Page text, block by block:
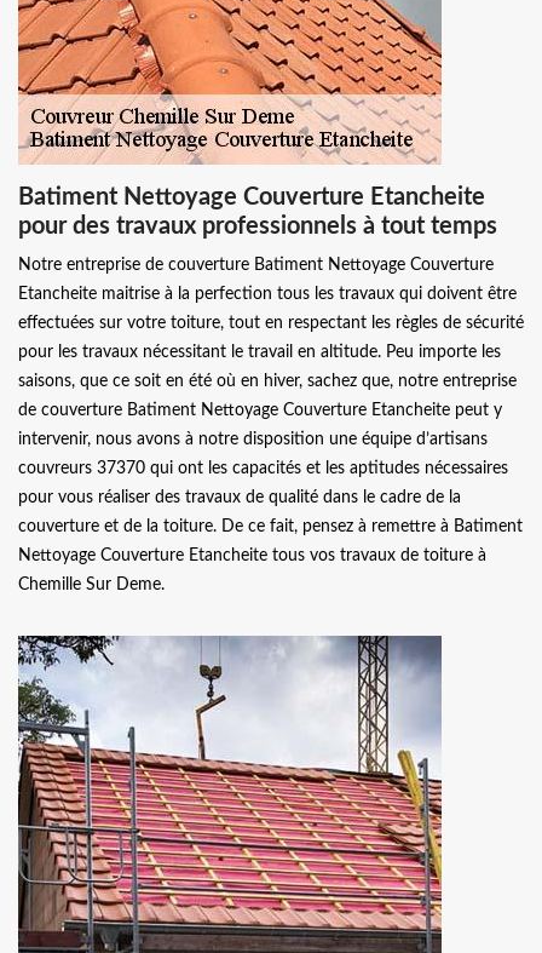
Batiment Nettoyage Couverture Etancheite
pour des travaux professionnels à tout temps
Notre entreprise de couverture Batiment Nettoyage Couverture
Etancheite maitrise à la perfection tous les travaux qui doivent être
effectuées sur votre toiture, tout en respectant les règles de sécurité
pour les travaux nécessitant le travail en altitude. Peu importe les
saisons, que ce soit en été où en hiver, sachez que, notre entreprise
de couverture Batiment Nettoyage Couverture Etancheite peut y
intervenir, nous avons à notre disposition une équipe d’artisans
couvreurs 37370 qui ont les capacités et les aptitudes nécessaires
pour vous réaliser des travaux de qualité dans le cadre de la
couverture et de la toiture. De ce fait, pensez à remettre à Batiment
Nettoyage Couverture Etancheite tous vos travaux de toiture à
Chemille Sur Deme.